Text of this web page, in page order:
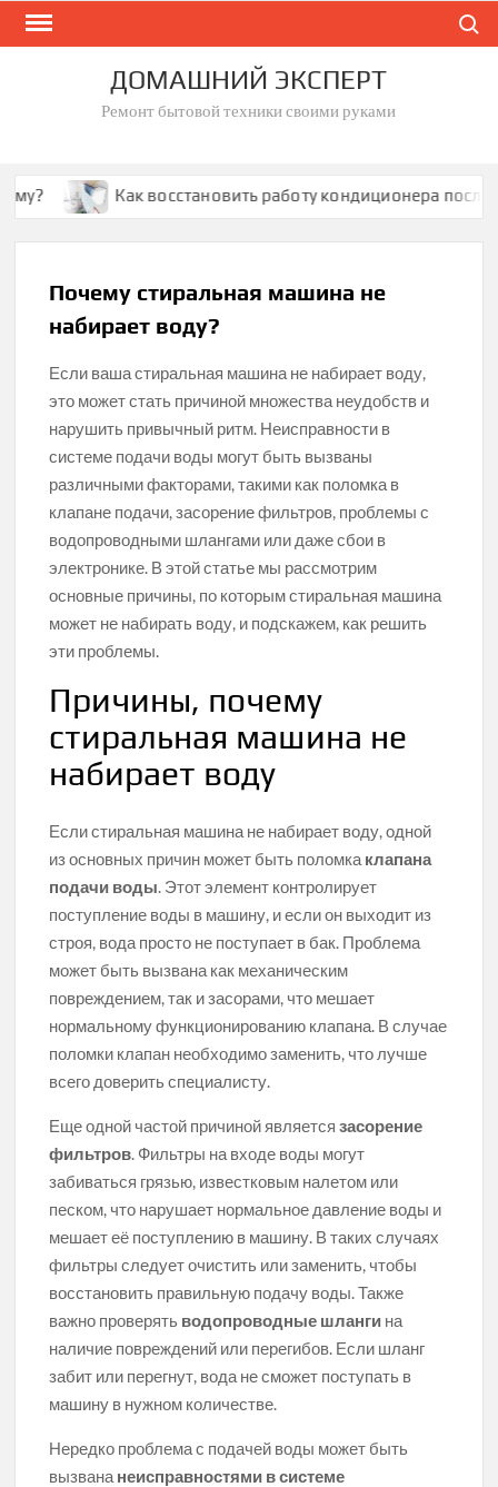
Skip
ДОМАШНИЙ ЭКСПЕРТ
Ремонт бытовой техники своими руками
Как восстановить работу кондиционера после
Почему стиральная машина не
набирает воду?
Если ваша стиральная машина не набирает воду,
это может стать причиной множества неудобств и
нарушить привычный ритм. Неисправности в
системе подачи воды могут быть вызваны
различными факторами, такими как поломка в
клапане подачи, засорение фильтров, проблемы с
водопроводными шлангами или даже сбои в
электронике. В этой статье мы рассмотрим
основные причины, по которым стиральная машина
может не набирать воду, и подскажем, как решить
эти проблемы.
Причины, почему
стиральная машина не
набирает воду
Если стиральная машина не набирает воду, одной
из основных причин может быть поломка клапана
подачи воды . Этот элемент контролирует
поступление воды в машину, и если он выходит из
строя, вода просто не поступает в бак. Проблема
может быть вызвана как механическим
повреждением, так и засорами, что мешает
нормальному функционированию клапана. В случае
поломки клапан необходимо заменить, что лучше
всего доверить специалисту.
Еще одной частой причиной являетсязасорение
фильтров . Фильтры на входе воды могут
забиваться грязью, известковым налетом или
песком, что нарушает нормальное давление воды и
мешает её поступлению в машину. В таких случаях
фильтры следует очистить или заменить, чтобы
восстановить правильную подачу воды. Также
важно проверять водопроводные шланги на
наличие повреждений или перегибов. Если шланг
забит или перегнут, вода не сможет поступать в
машину в нужном количестве.
Нередко проблема с подачей воды может быть
вызвана неисправностями в системе